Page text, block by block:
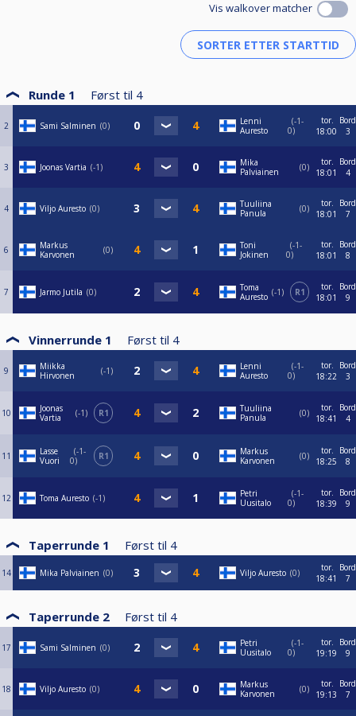
Vis walkover matcher
Runde 1 Først til 4
2 Sami Salminen 0
Lenni
Auresto
-1-
0
tor.
18:00
Bord
3
3 Joonas Vartia -1
Mika
Palviainen
0
tor.
18:01
Bord
4
4 Viljo Auresto 0
Tuuliina
Panula
0
tor.
18:01
Bord
7
6
Markus
Karvonen
0
Toni
Jokinen
-1-
0
tor.
18:01
Bord
8
7 Jarmo Jutila 0
Toma
Auresto -1 R1
tor.
18:01
Bord
9
Vinnerrunde 1 Først til 4
9
Miikka
Hirvonen
-1
Lenni
Auresto
-1-
0
tor.
18:22
Bord
3
10
Joonas
Vartia
-1 R1
Tuuliina
Panula
0
tor.
18:41
Bord
4
11
Lasse
Vuori
-1-
0
R1
Markus
Karvonen
0
tor.
18:25
Bord
8
12 Toma Auresto -1
Petri
Uusitalo
-1-
0
tor.
18:39
Bord
9
Taperrunde 1 Først til 4
14 Mika Palviainen 0 Viljo Auresto 0
tor.
18:41
Bord
7
Taperrunde 2 Først til 4
17 Sami Salminen 0
Petri
Uusitalo
-1-
0
tor.
19:19
Bord
9
18 Viljo Auresto 0
Markus
Karvonen
0
tor.
19:13
Bord
7